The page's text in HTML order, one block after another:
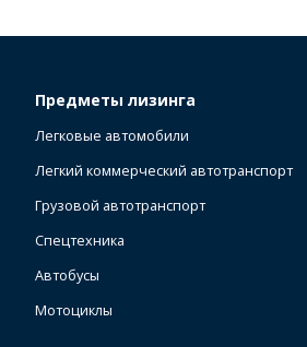
Предметы лизинга
Легковые автомобили
Легкий коммерческий автотранспорт
Грузовой автотранспорт
Спецтехника
Автобусы
Мотоциклы